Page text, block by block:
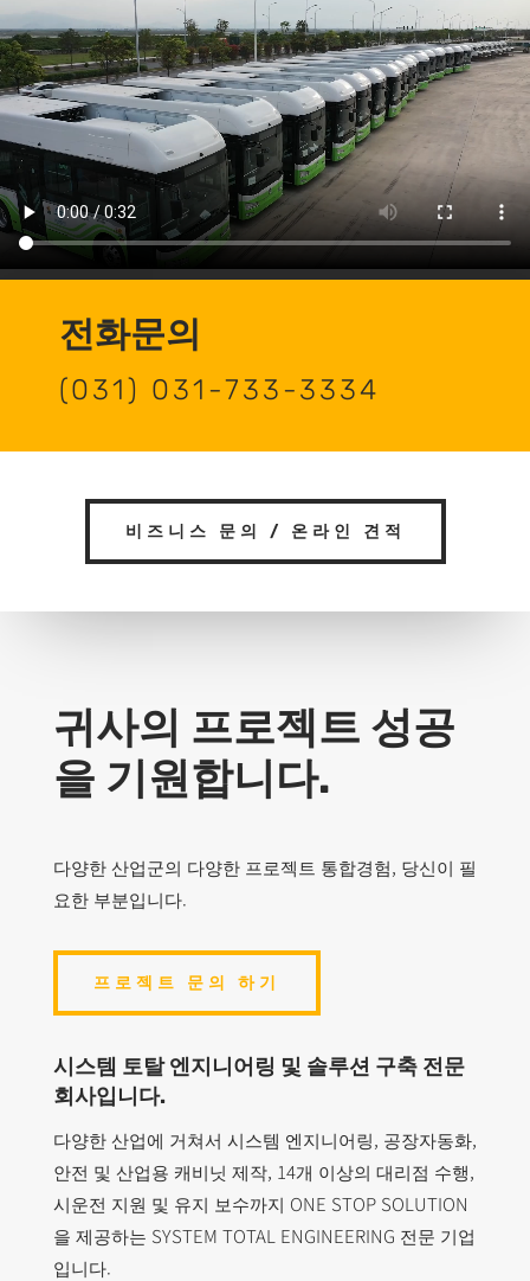
전화문의
(031) 031-733-3334
비즈니스 문의 / 온라인 견적
귀사의 프로젝트 성공
을 기원합니다.
다양한 산업군의 다양한 프로젝트 통합경험, 당신이 필
요한 부분입니다.
프로젝트 문의 하기
시스템 토탈 엔지니어링 및 솔루션 구축 전문
회사입니다.
다양한 산업에 거쳐서 시스템 엔지니어링, 공장자동화,
안전 및 산업용 캐비닛 제작, 14개 이상의 대리점 수행,
시운전 지원 및 유지 보수까지 ONE STOP SOLUTION
을 제공하는 SYSTEM TOTAL ENGINEERING 전문 기업
입니다.